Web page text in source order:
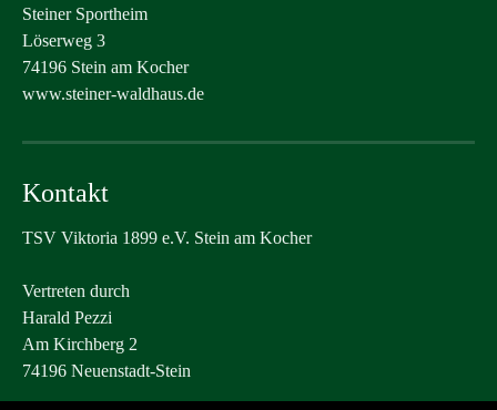
Steiner Sportheim
Löserweg 3
74196 Stein am Kocher
www.steiner-waldhaus.de
Kontakt
TSV Viktoria 1899 e.V. Stein am Kocher
Vertreten durch
Harald Pezzi
Am Kirchberg 2
74196 Neuenstadt-Stein